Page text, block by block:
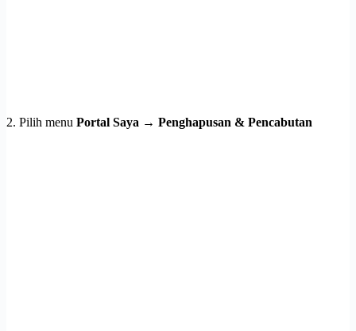
2. Pilih menu Portal Saya → Penghapusan & Pencabutan